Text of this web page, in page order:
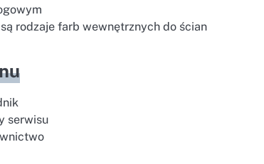
rodzaje farb wewnętrznych do ścian
serwisu